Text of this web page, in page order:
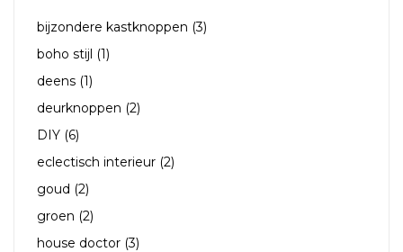
bijzondere kastknoppen (3)
boho stijl (1)
deens (1)
deurknoppen (2)
DIY (6)
eclectisch interieur (2)
goud (2)
groen (2)
house doctor (3)